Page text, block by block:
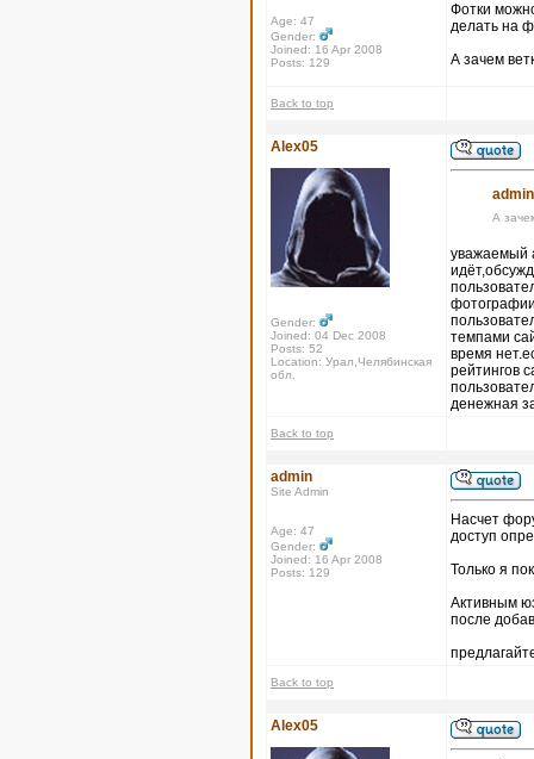
Age: 47
Gender:
Joined: 16 Apr 2008
Posts: 129
Фотки
делать на
А зачем
Back to top
Alex05
Gender:
Joined: 04 Dec 2008
Posts: 52
Location: Урал,Челябинская
обл.
А
уважаемый
темпами
время
рейтингов
денежная
Back to top
admin
Site Admin
Age: 47
Gender:
Joined: 16 Apr 2008
Posts: 129
Насчет
доступ
Только я
Активным
после
Back to top
Alex05